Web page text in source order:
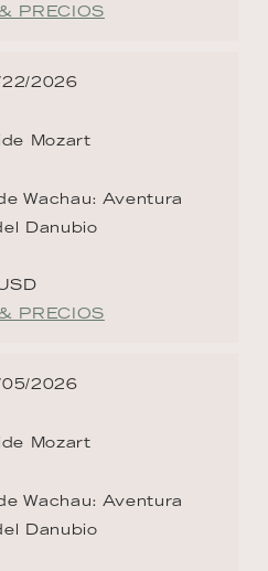
PRECIOS
22/2026
Mozart
Wachau: Aventura
Danubio
PRECIOS
05/2026
Mozart
Wachau: Aventura
Danubio